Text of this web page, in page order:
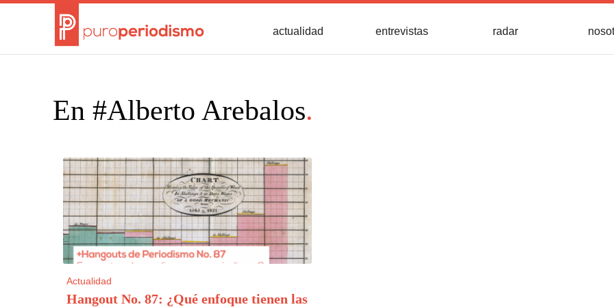
actualidad entrevistas radar
En #Alberto Arebalos.
Actualidad
Hangout No. 87: ¿Qué enfoque tienen las